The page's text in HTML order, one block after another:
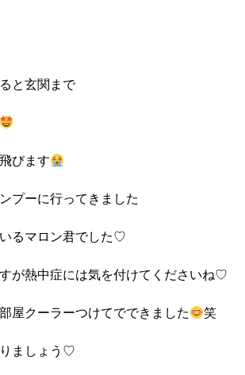
と玄関まで
びます
プーに行ってきました
るマロン君でした♡
が熱中症には気を付けてくださいね♡
屋クーラーつけてでできました 笑
ましょう♡